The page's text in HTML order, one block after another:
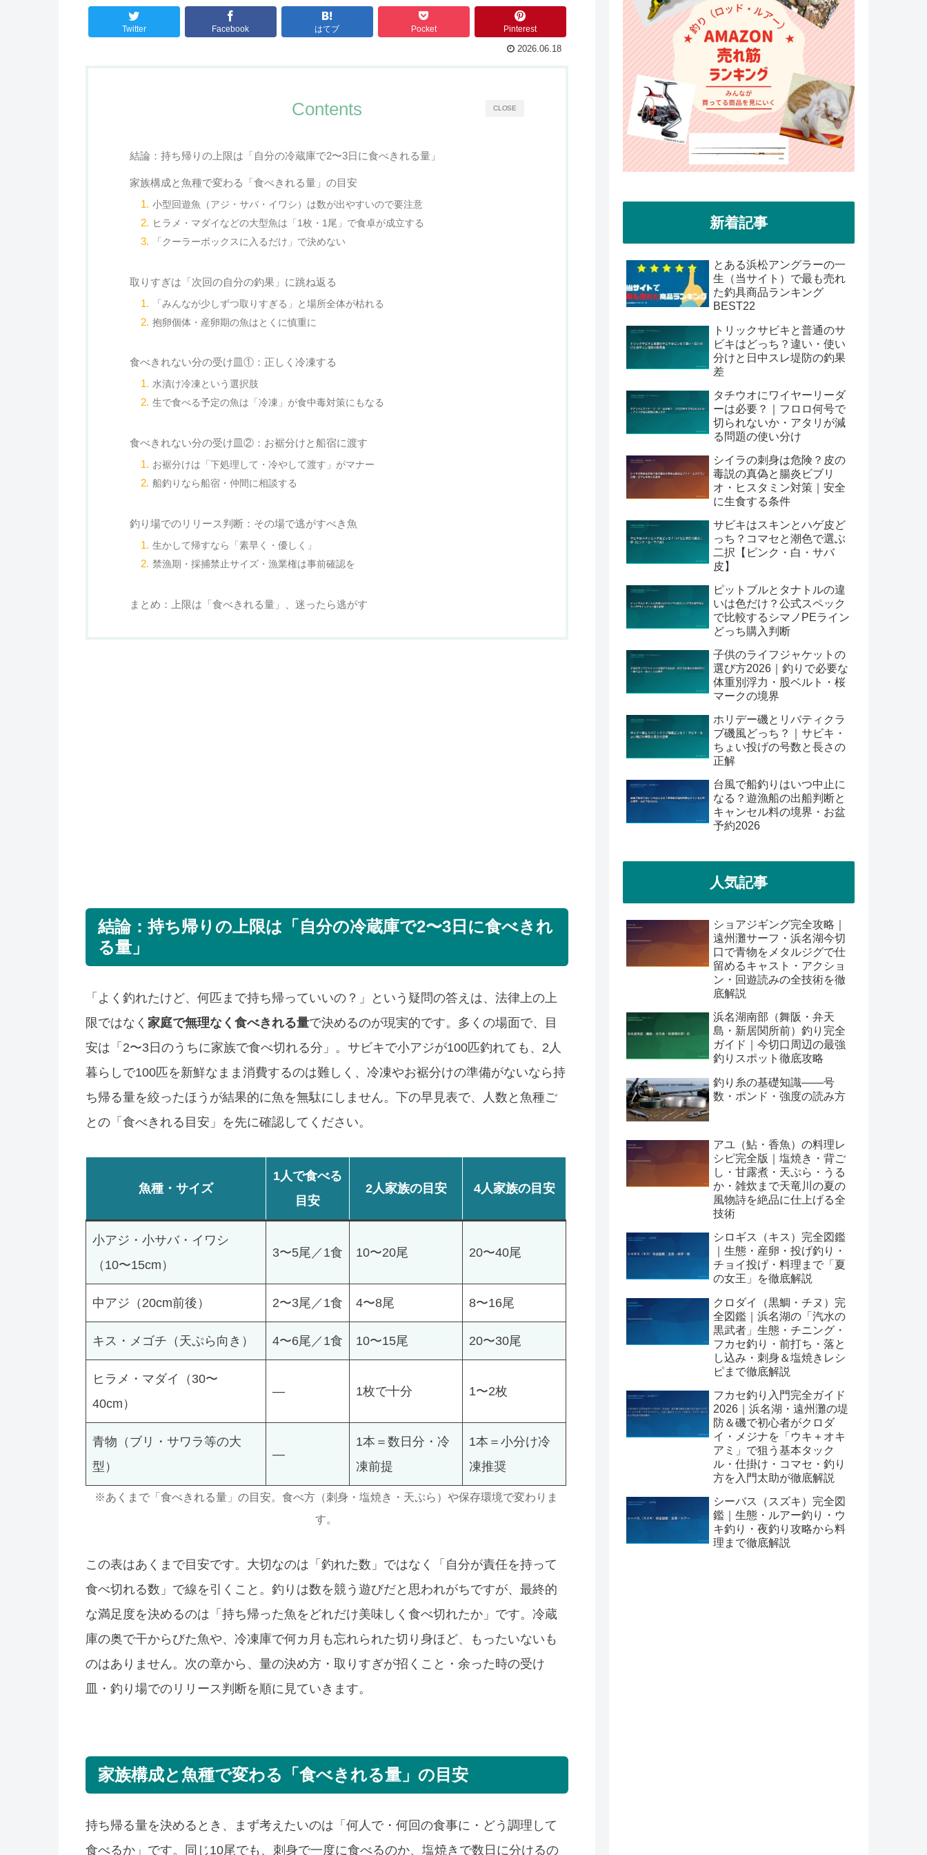
Twitter Facebook はてブ Pocket Pinterest
2026.06.18
CLOSE
Contents
結論：持ち帰りの上限は「自分の冷蔵庫で2〜3日に食べきれる量」
家族構成と魚種で変わる「食べきれる量」の目安
小型回遊魚（アジ・サバ・イワシ）は数が出やすいので要注意
ヒラメ・マダイなどの大型魚は「1枚・1尾」で食卓が成立する
「クーラーボックスに入るだけ」で決めない
取りすぎは「次回の自分の釣果」に跳ね返る
「みんなが少しずつ取りすぎる」と場所全体が枯れる
抱卵個体・産卵期の魚はとくに慎重に
食べきれない分の受け皿①：正しく冷凍する
水漬け冷凍という選択肢
生で食べる予定の魚は「冷凍」が食中毒対策にもなる
食べきれない分の受け皿②：お裾分けと船宿に渡す
お裾分けは「下処理して・冷やして渡す」がマナー
船釣りなら船宿・仲間に相談する
釣り場でのリリース判断：その場で逃がすべき魚
生かして帰すなら「素早く・優しく」
禁漁期・採捕禁止サイズ・漁業権は事前確認を
まとめ：上限は「食べきれる量」、迷ったら逃がす
結論：持ち帰りの上限は「自分の冷蔵庫で2〜3日に食べきれ
る量」
「よく釣れたけど、何匹まで持ち帰っていいの？」という疑問の答えは、法律上の上
限ではなく 家庭で無理なく食べきれる量で決めるのが現実的です。多くの場面で、目
安は「2〜3日のうちに家族で食べ切れる分」。サビキで小アジが100匹釣れても、2人
暮らしで100匹を新鮮なまま消費するのは難しく、冷凍やお裾分けの準備がないなら持
ち帰る量を絞ったほうが結果的に魚を無駄にしません。下の早見表で、人数と魚種ご
との「食べきれる目安」を先に確認してください。
魚種・サイズ
1人で食べる
目安
2人家族の目安 4人家族の目安
小アジ・小サバ・イワシ
（10〜15cm）
3〜5尾／1食 10〜20尾 20〜40尾
中アジ（20cm前後） 2〜3尾／1食 4〜8尾 8〜16尾
キス・メゴチ（天ぷら向き） 4〜6尾／1食 10〜15尾 20〜30尾
ヒラメ・マダイ（30〜
40cm）
― 1枚で十分 1〜2枚
青物（ブリ・サワラ等の大
型）
―
1本＝数日分・冷
凍前提
1本＝小分け冷
凍推奨
※あくまで「食べきれる量」の目安。食べ方（刺身・塩焼き・天ぷら）や保存環境で変わりま
す。
この表はあくまで目安です。大切なのは「釣れた数」ではなく「自分が責任を持って
食べ切れる数」で線を引くこと。釣りは数を競う遊びだと思われがちですが、最終的
な満足度を決めるのは「持ち帰った魚をどれだけ美味しく食べ切れたか」です。冷蔵
庫の奥で干からびた魚や、冷凍庫で何カ月も忘れられた切り身ほど、もったいないも
のはありません。次の章から、量の決め方・取りすぎが招くこと・余った時の受け
皿・釣り場でのリリース判断を順に見ていきます。
家族構成と魚種で変わる「食べきれる量」の目安
持ち帰る量を決めるとき、まず考えたいのは「何人で・何回の食事に・どう調理して
食べるか」です。同じ10尾でも、刺身で一度に食べるのか、塩焼きで数日に分けるの
新着記事
とある浜松アングラーの一
生（当サイト）で最も売れ
た釣具商品ランキング
BEST22
トリックサビキと普通のサ
ビキはどっち？違い・使い
分けと日中スレ堤防の釣果
差
タチウオにワイヤーリーダ
ーは必要？｜フロロ何号で
切られないか・アタリが減
る問題の使い分け
シイラの刺身は危険？皮の
毒説の真偽と腸炎ビブリ
オ・ヒスタミン対策｜安全
に生食する条件
サビキはスキンとハゲ皮ど
っち？コマセと潮色で選ぶ
二択【ピンク・白・サバ
皮】
ピットブルとタナトルの違
いは色だけ？公式スペック
で比較するシマノPEライン
どっち購入判断
子供のライフジャケットの
選び方2026｜釣りで必要な
体重別浮力・股ベルト・桜
マークの境界
ホリデー磯とリバティクラ
ブ磯風どっち？｜サビキ・
ちょい投げの号数と長さの
正解
台風で船釣りはいつ中止に
なる？遊漁船の出船判断と
キャンセル料の境界・お盆
予約2026
人気記事
ショアジギング完全攻略｜
遠州灘サーフ・浜名湖今切
口で青物をメタルジグで仕
留めるキャスト・アクショ
ン・回遊読みの全技術を徹
底解説
浜名湖南部（舞阪・弁天
島・新居関所前）釣り完全
ガイド｜今切口周辺の最強
釣りスポット徹底攻略
釣り糸の基礎知識——号
数・ポンド・強度の読み方
アユ（鮎・香魚）の料理レ
シピ完全版｜塩焼き・背ご
し・甘露煮・天ぷら・うる
か・雑炊まで天竜川の夏の
風物詩を絶品に仕上げる全
技術
シロギス（キス）完全図鑑
｜生態・産卵・投げ釣り・
チョイ投げ・料理まで「夏
の女王」を徹底解説
クロダイ（黒鯛・チヌ）完
全図鑑｜浜名湖の「汽水の
黒武者」生態・チニング・
フカセ釣り・前打ち・落と
し込み・刺身＆塩焼きレシ
ピまで徹底解説
フカセ釣り入門完全ガイド
2026｜浜名湖・遠州灘の堤
防＆磯で初心者がクロダ
イ・メジナを「ウキ＋オキ
アミ」で狙う基本タック
ル・仕掛け・コマセ・釣り
方を入門太助が徹底解説
シーバス（スズキ）完全図
鑑｜生態・ルアー釣り・ウ
キ釣り・夜釣り攻略から料
理まで徹底解説